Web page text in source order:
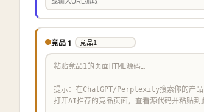
竞品 1